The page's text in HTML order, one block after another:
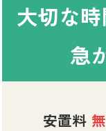
大切な
急
安置料